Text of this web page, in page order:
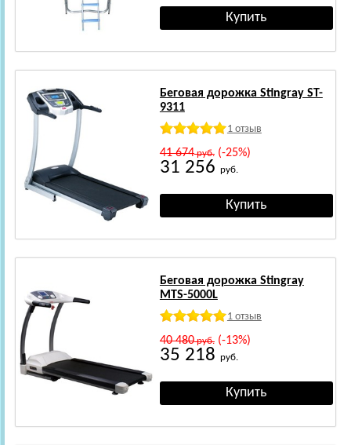
Беговая дорожка Stingray ST-
9311
1 отзыв
41 674руб.(-25%)
31 256 руб.
Беговая дорожка Stingray
MTS-5000L
1 отзыв
40 480руб.(-13%)
35 218 руб.